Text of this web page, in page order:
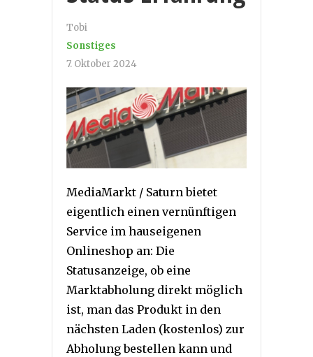
Tobi
Sonstiges
7. Oktober 2024
MediaMarkt / Saturn bietet
eigentlich einen vernünftigen
Service im hauseigenen
Onlineshop an: Die
Statusanzeige, ob eine
Marktabholung direkt möglich
ist, man das Produkt in den
nächsten Laden (kostenlos) zur
Abholung bestellen kann und